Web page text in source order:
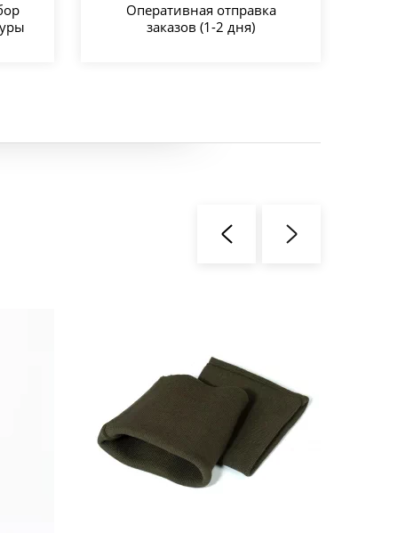
Оперативная отправка
заказов (1-2 дня)